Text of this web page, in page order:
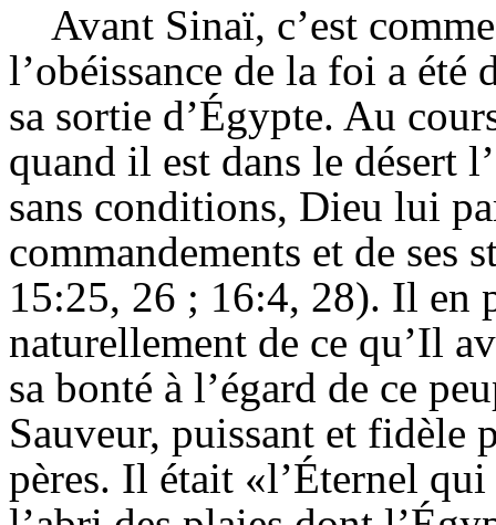
Avant Sinaï, c’est
l’obéissance de la foi a été
sa sortie d’Égypte. Au
quand il est dans le désert
sans conditions, Dieu lui
commandements et de ses
15:25, 26 ; 16:4, 28). Il en
naturellement de ce qu’Il
sa bonté à l’égard de ce
Sauveur, puissant et fidèle
pères. Il était «l’Éternel